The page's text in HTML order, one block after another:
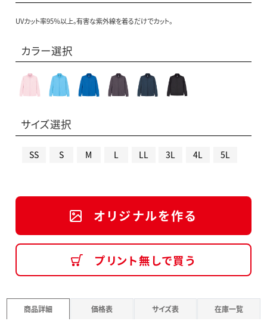
UVカット率95％以上。有害な紫外線を着るだけでカット。
カラー選択
サイズ選択
SS S M L LL 3L 4L 5L
オリジナルを作る
プリント無しで買う
商品詳細 価格表 サイズ表 在庫一覧